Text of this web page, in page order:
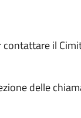
il
delle